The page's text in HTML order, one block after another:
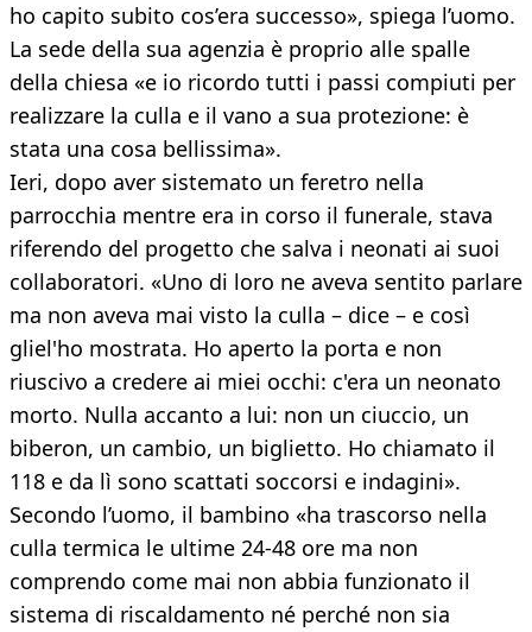
ho capito subito cos’era successo», spiega l’uomo.
La sede della sua agenzia è proprio alle spalle
della chiesa «e io ricordo tutti i passi compiuti per
realizzare la culla e il vano a sua protezione: è
stata una cosa bellissima».
Ieri, dopo aver sistemato un feretro nella
parrocchia mentre era in corso il funerale, stava
riferendo del progetto che salva i neonati ai suoi
collaboratori. «Uno di loro ne aveva sentito parlare
ma non aveva mai visto la culla – dice – e così
gliel'ho mostrata. Ho aperto la porta e non
riuscivo a credere ai miei occhi: c'era un neonato
morto. Nulla accanto a lui: non un ciuccio, un
biberon, un cambio, un biglietto. Ho chiamato il
118 e da lì sono scattati soccorsi e indagini».
Secondo l’uomo, il bambino «ha trascorso nella
culla termica le ultime 24-48 ore ma non
comprendo come mai non abbia funzionato il
sistema di riscaldamento né perché non sia